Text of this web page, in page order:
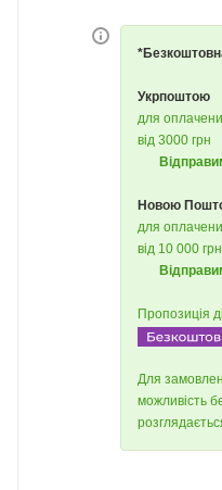
Укрпоштою
для
від 3000 грн
Новою
для
від 10 000 грн
Пропозиція
Для
можливість